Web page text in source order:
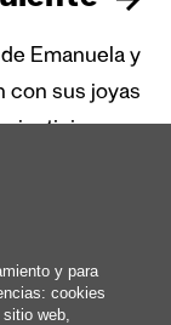
Emanuela y
con sus joyas
justicia a sus
y para
cookies
web,